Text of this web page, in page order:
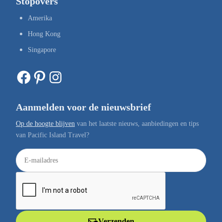
Amerika
Hong Kong
Singapore
Facebook Pinterest Instagram
Aanmelden voor de nieuwsbrief
Op de hoogte blijven van het laatste nieuws, aanbiedingen en tips
van Pacific Island Travel?
E
-